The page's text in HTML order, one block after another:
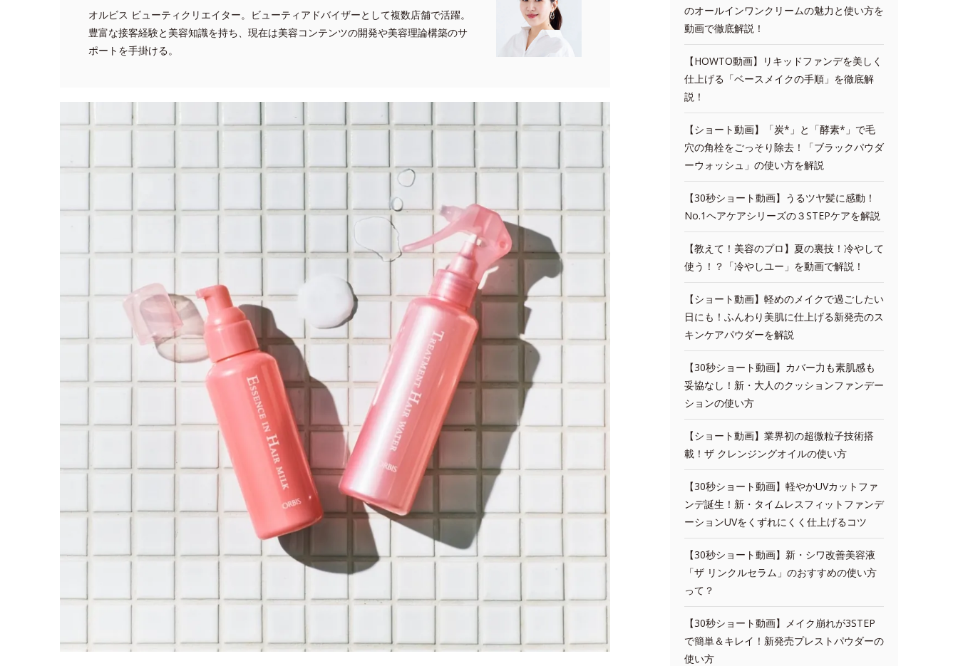
オルビス ビューティクリエイター。ビューティアドバイザーとして複数店舗で活躍。
豊富な接客経験と美容知識を持ち、現在は美容コンテンツの開発や美容理論構築のサ
ポートを手掛ける。
のオールインワンクリームの魅力と使い方を
動画で徹底解説！
【HOWTO動画】リキッドファンデを美しく
仕上げる「ベースメイクの手順」を徹底解
説！
【ショート動画】「炭*」と「酵素*」で毛
穴の角栓をごっそり除去！「ブラックパウダ
ーウォッシュ」の使い方を解説
【30秒ショート動画】うるツヤ髪に感動！
No.1ヘアケアシリーズの３STEPケアを解説
【教えて！美容のプロ】夏の裏技！冷やして
使う！？「冷やしユー」を動画で解説！
【ショート動画】軽めのメイクで過ごしたい
日にも！ふんわり美肌に仕上げる新発売のス
キンケアパウダーを解説
【30秒ショート動画】カバー力も素肌感も
妥協なし！新・大人のクッションファンデー
ションの使い方
【ショート動画】業界初の超微粒子技術搭
載！ザ クレンジングオイルの使い方
【30秒ショート動画】軽やかUVカットファ
ンデ誕生！新・タイムレスフィットファンデ
ーションUVをくずれにくく仕上げるコツ
【30秒ショート動画】新・シワ改善美容液
「ザ リンクルセラム」のおすすめの使い方
って？
【30秒ショート動画】メイク崩れが3STEP
で簡単＆キレイ！新発売プレストパウダーの
使い方